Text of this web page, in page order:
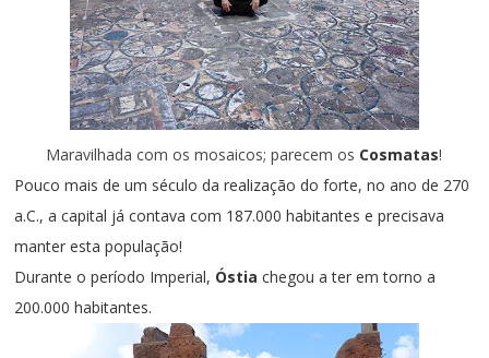
Maravilhada com os mosaicos; parecem os Cosmatas!
Pouco mais de um século da realização do forte, no ano de 270
a.C., a capital já contava com 187.000 habitantes e precisava
manter esta população!
Durante o período Imperial, Óstiachegou a ter em torno a
200.000 habitantes.